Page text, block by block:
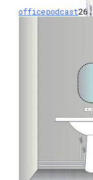
Плюсы
officepodcast